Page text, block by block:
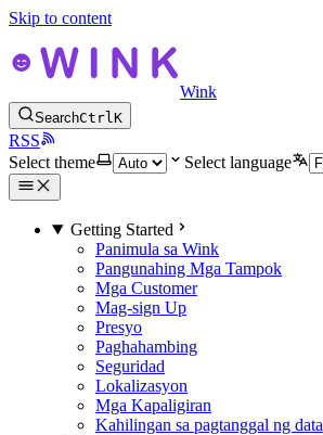
Skip to content
Wink
SearchCtrlK
RSS
Select theme
Select language
Getting Started
Panimula sa Wink
Pangunahing Mga Tampok
Mga Customer
Mag-sign Up
Presyo
Paghahambing
Seguridad
Lokalizasyon
Mga Kapaligiran
Kahilingan sa pagtanggal ng data